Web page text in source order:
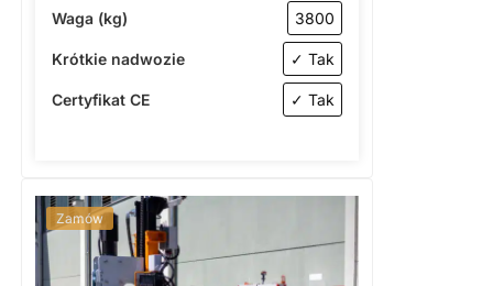
Waga (kg) 3800
Krótkie nadwozie ✓ Tak
Certyfikat CE ✓ Tak
Zamów